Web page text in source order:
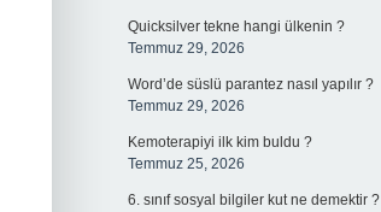
Quicksilver tekne hangi ülkenin ?
Temmuz 29, 2026
Word’de süslü parantez nasıl yapılır ?
Temmuz 29, 2026
Kemoterapiyi ilk kim buldu ?
Temmuz 25, 2026
6. sınıf sosyal bilgiler kut ne demektir ?